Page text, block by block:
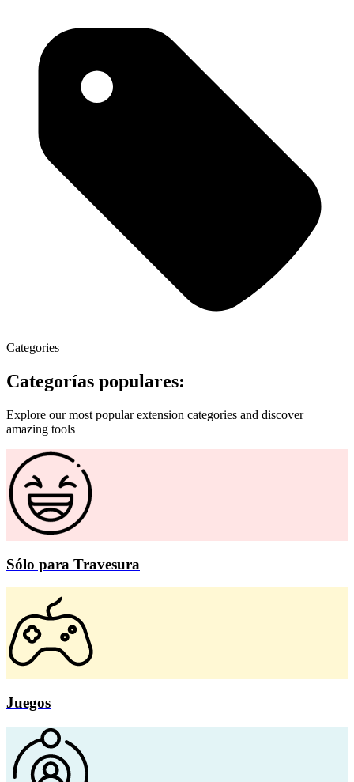
Categories
Categorías populares:
Explore our most popular extension categories and discover
amazing tools
Sólo para Travesura
Juegos